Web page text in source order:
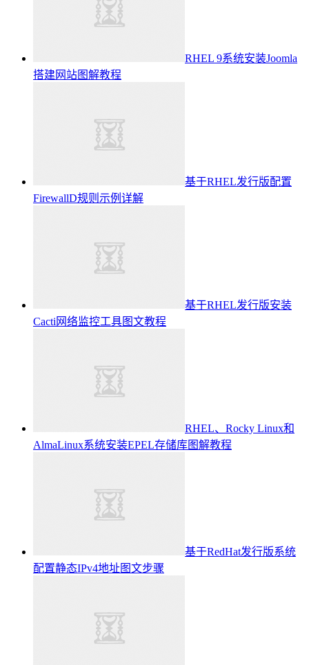
RHEL 9系统安装Joomla
搭建网站图解教程
基于RHEL发行版配置
FirewallD规则示例详解
基于RHEL发行版安装
Cacti网络监控工具图文教程
RHEL、Rocky Linux和
AlmaLinux系统安装EPEL存储库图解教程
基于RedHat发行版系统
配置静态IPv4地址图文步骤